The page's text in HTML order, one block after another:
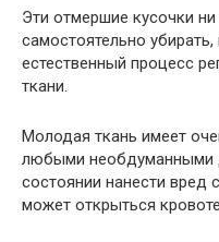
Эти отмершие кусочки
самостоятельно
естественный процесс
ткани.
Молодая ткань имеет
любыми необдуманными
состоянии нанести вред
может открыться